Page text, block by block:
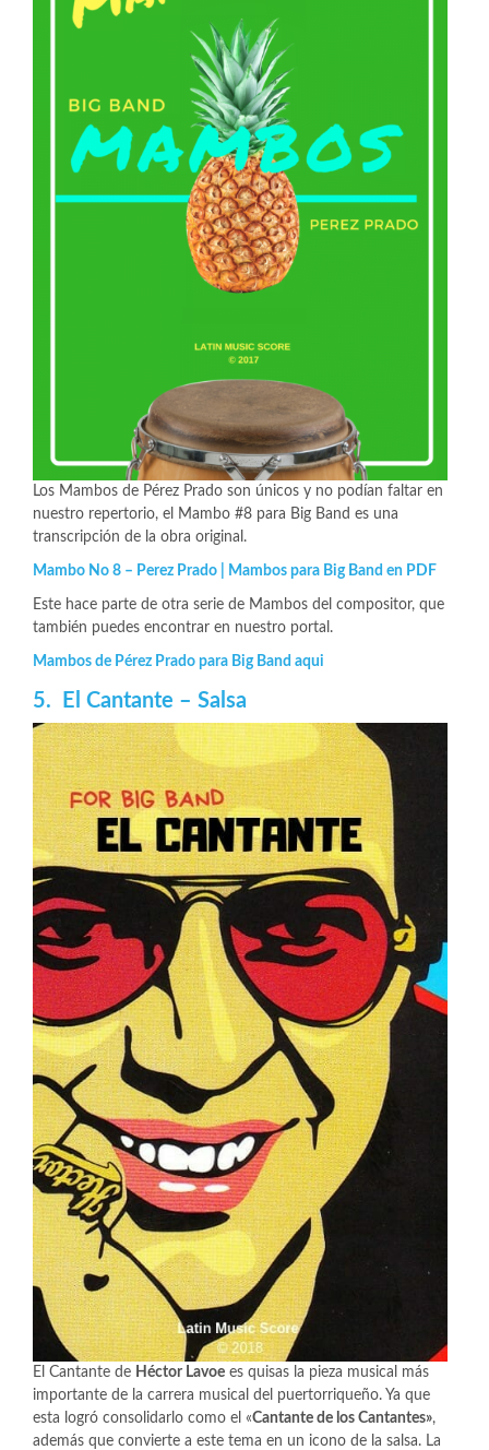
Los Mambos de Pérez Prado son únicos y no podían faltar en
nuestro repertorio, el Mambo #8 para Big Band es una
transcripción de la obra original.
Mambo No 8 – Perez Prado | Mambos para Big Band en PDF
Este hace parte de otra serie de Mambos del compositor, que
también puedes encontrar en nuestro portal.
Mambos de Pérez Prado para Big Band aqui
5. El Cantante – Salsa
El Cantante de Héctor Lavoe es quisas la pieza musical más
importante de la carrera musical del puertorriqueño. Ya que
esta logró consolidarlo como el «Cantante de los Cantantes»,
además que convierte a este tema en un icono de la salsa. La